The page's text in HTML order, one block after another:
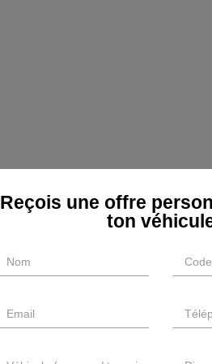
Reçois une offre
ton